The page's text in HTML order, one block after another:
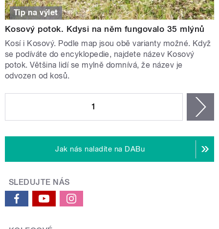
Tip na výlet
Kosový potok. Kdysi na něm fungovalo 35 mlýnů
Kosí i Kosový. Podle map jsou obě varianty možné. Když
se podíváte do encyklopedie, najdete název Kosový
potok. Většina lidí se mylně domnívá, že název je
odvozen od kosů.
1
Jak nás naladíte na DABu
SLEDUJTE NÁS